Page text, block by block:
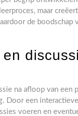
maar
de
na afloop van
Door een
voeren en